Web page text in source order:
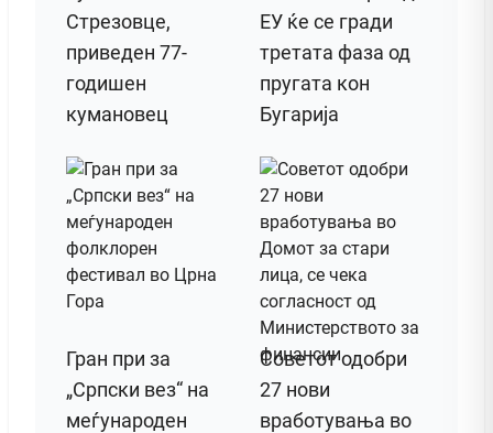
Стрезовце,
приведен 77-
годишен
кумановец
ЕУ ќе се гради
третата фаза од
пругата кон
Бугарија
Гран при за
„Српски вез“ на
меѓународен
Советот одобри
27 нови
вработувања во